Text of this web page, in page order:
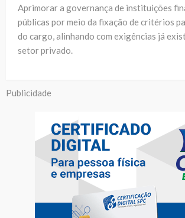
Aprimorar a governança de instituições
públicas por meio da fixação de critérios
do cargo, alinhando com exigências já
setor privado.
Publicidade